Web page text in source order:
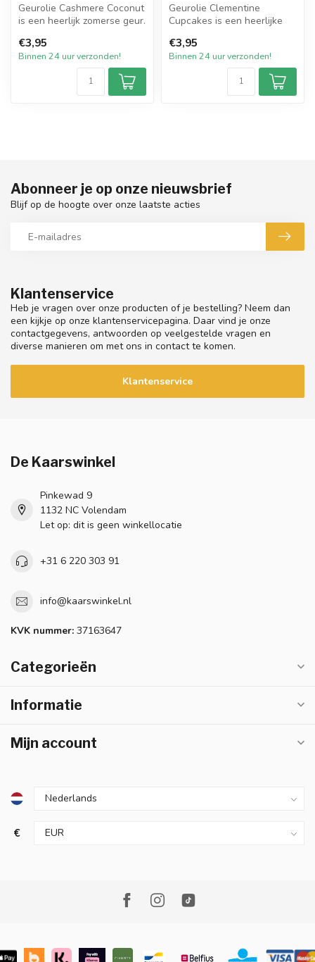
Geurolie Cashmere Coconut
is een heerlijk zomerse geur.
€3,95
Binnen 24 uur verzonden!
Geurolie Clementine
Cupcakes is een heerlijke
gemaakte ...
€3,95
Binnen 24 uur verzonden!
Klantenservice
Heb je vragen over onze producten of je bestelling? Neem dan
een kijkje op onze klantenservicepagina. Daar vind je onze
contactgegevens, antwoorden op veelgestelde vragen en
diverse manieren om met ons in contact te komen.
Klantenservice
Abonneer je op onze nieuwsbrief
Blijf op de hoogte over onze laatste acties
De Kaarswinkel
Pinkewad 9
1132 NC Volendam
Let op: dit is geen winkellocatie
+31 6 220 303 91
info@kaarswinkel.nl
KVK nummer: 37163647
Categorieën
Informatie
Mijn account
€